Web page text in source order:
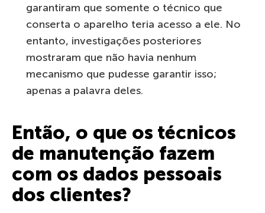
garantiram que somente o técnico que
conserta o aparelho teria acesso a ele. No
entanto, investigações posteriores
mostraram que não havia nenhum
mecanismo que pudesse garantir isso;
apenas a palavra deles.
Então, o que os técnicos
de manutenção fazem
com os dados pessoais
dos clientes?